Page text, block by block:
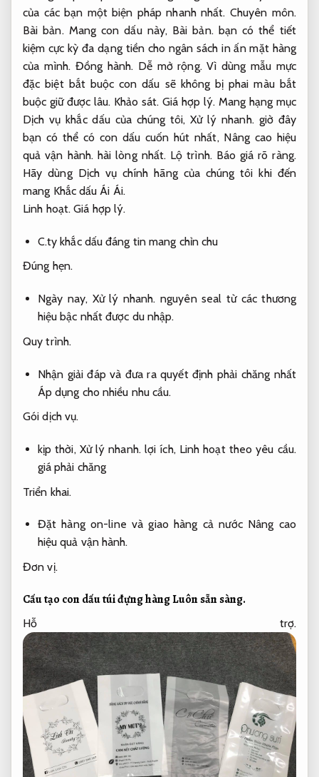
của các bạn một biện pháp nhanh nhất. Chuyên môn.
Bài bản.Mang con dấu này, Bài bản.bạn có thể tiết
kiệm cực kỳ đa dạng tiền cho ngân sách in ấn mặt hàng
của mình. Đồng hành. Dễ mở rộng.Vì dùng mẫu mực
đặc biệt bắt buộc con dấu sẽ không bị phai màu bắt
buộc giữ được lâu. Khảo sát. Giá hợp lý. Mang hạng mục
Dịch vụ khắc dấu của chúng tôi,Xử lý nhanh.giờ đây
bạn có thể có con dấu cuốn hút nhất, Nâng cao hiệu
quả vận hành. hài lòng nhất. Lộ trình. Báo giá rõ ràng.
Hãy dùng Dịch vụ chính hãng của chúng tôi khi đến
mang Khắc dấu Ái Ái.
Linh hoạt. Giá hợp lý.
C.ty khắc dấu đáng tin mang chỉn chu
Đúng hẹn.
Ngày nay, Xử lý nhanh. nguyên seal từ các thương
hiệu bậc nhất được du nhập.
Quy trình.
Nhận giải đáp và đưa ra quyết định phải chăng nhất
Áp dụng cho nhiều nhu cầu.
Gói dịch vụ.
kịp thời, Xử lý nhanh.lợi ích, Linh hoạt theo yêu cầu.
giá phải chăng
Triển khai.
Đặt hàng on-line và giao hàng cả nước Nâng cao
hiệu quả vận hành.
Đơn vị.
Cấu tạo con dấu túi đựng hàngLuôn sẵn sàng.
Hỗ trợ.